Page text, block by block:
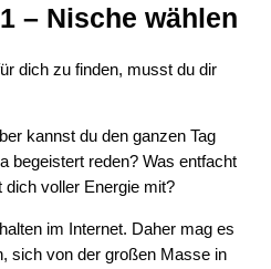
– Nische wählen
dich zu finden, musst du dir
kannst du den ganzen Tag
begeistert reden? Was entfacht
dich voller Energie mit?
im Internet. Daher mag es
sich von der großen Masse in